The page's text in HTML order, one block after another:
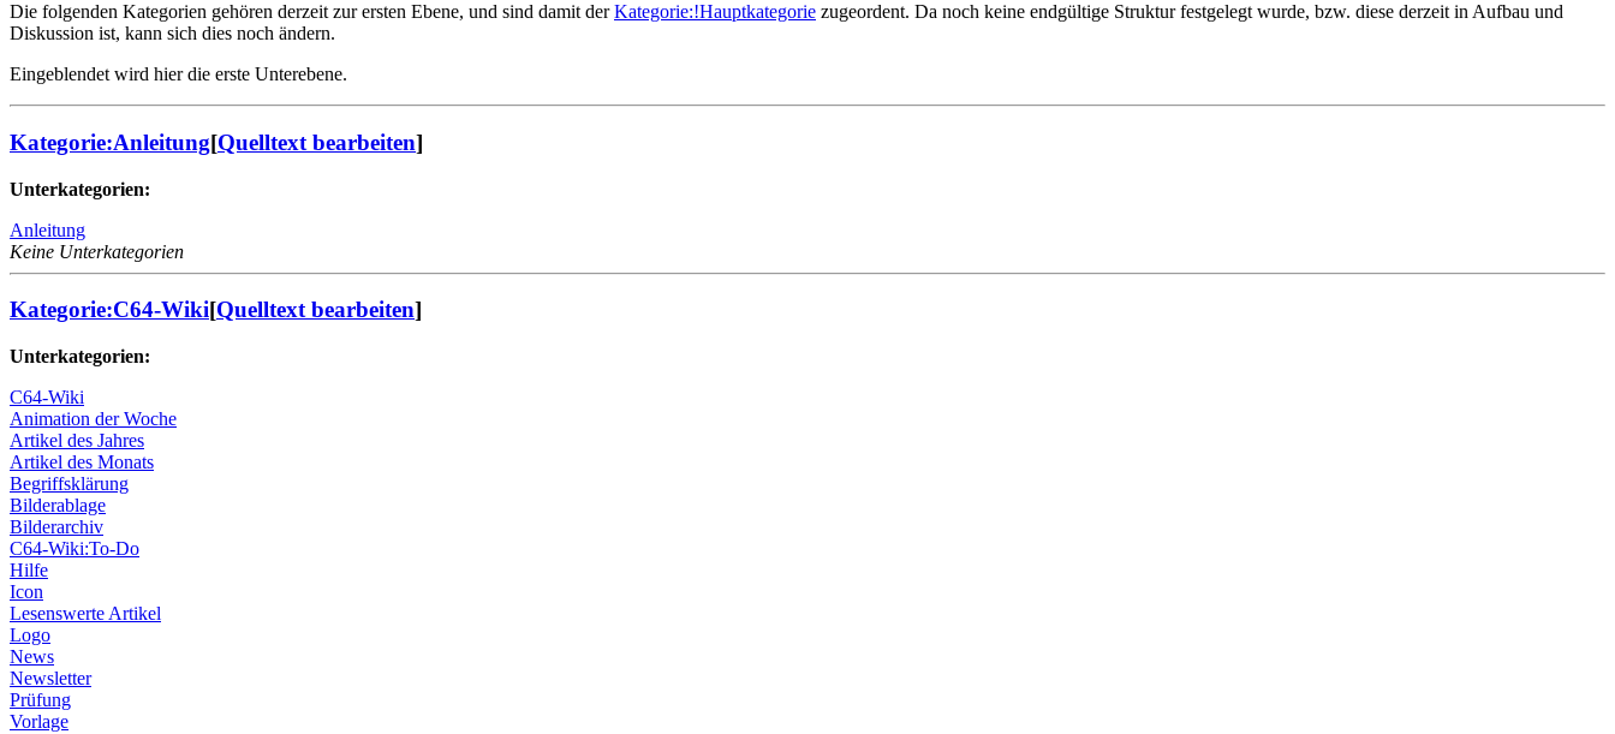
Die folgenden Kategorien gehören derzeit zur ersten Ebene, und sind damit derKategorie:!Hauptkategorie zugeordent. Da noch keine endgültige Struktur festgelegt wurde, bzw. diese derzeit in Aufbau und
Diskussion ist, kann sich dies noch ändern.
Eingeblendet wird hier die erste Unterebene.
Kategorie:Anleitung[Quelltext bearbeiten]
Unterkategorien:
Anleitung
Keine Unterkategorien
Kategorie:C64-Wiki[Quelltext bearbeiten]
Unterkategorien:
C64-Wiki
Animation der Woche
Artikel des Jahres
Artikel des Monats
Begriffsklärung
Bilderablage
Bilderarchiv
C64-Wiki:To-Do
Hilfe
Icon
Lesenswerte Artikel
Logo
News
Newsletter
Prüfung
Vorlage